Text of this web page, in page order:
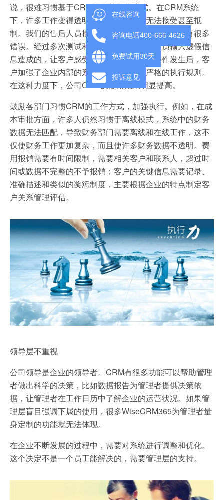
说，很难习惯基于CRM平台的工作模式。在CRM系统
下，许多工作变得透明，这使得许多人无法接受甚至抵
制。我们的售后人员接到客户的电话，说系统数据有很多
错误。经过多次测试和调查，发现是销售人员输入虚假信
息造成的，让客户感受到事情的严重性。事件发生后，客
户加强了企业内部的系统执行，制定了严格的执行规则。
在这种力度下，公司CRM的使用效果明显提高。
鼓励各部门习惯CRM的工作方式，加强执行。例如，在成
本审批方面，许多人仍然习惯于离线模式，系统中的财务
数据无法匹配，导致财务部门需要离线和在线工作，这不
仅使财务工作更加复杂，而且使许多财务数据不透明。费
用报销需要有时间限制，需要相关客户和联系人，超过时
间或数据不完整的不予报销；客户的关键信息需要记录、
准确描述和类似的奖惩制度，主要根据企业的特点制定客
户关系管理评估。
领导层不重视
公司领导是企业的领导者。CRM有很多功能可以帮助管理
者做出科学的决策，比如数据报告为管理者提供决策依
据，让管理者在工作日历中了解企业的运营状况。如果管
理层盲目强调下属的使用，很多WiseCRM365为管理者量
身定制的功能就无法体现。
在企业不断发展的过程中，需要对系统进行调整和优化。
这个决定不是一个员工能解决的，需要管理层的支持。
在线咨询
咨询电话400-666-4626
免费试用30天
投诉意见